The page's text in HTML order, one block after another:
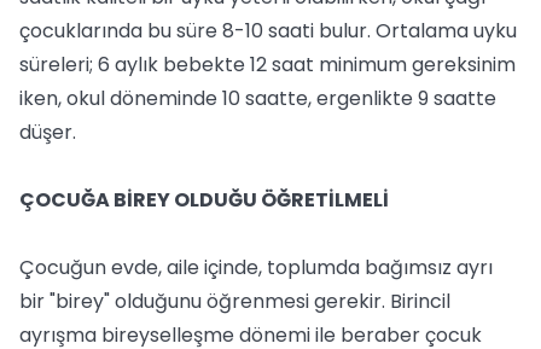
çocuklarında bu süre 8-10 saati bulur. Ortalama uyku
süreleri; 6 aylık bebekte 12 saat minimum gereksinim
iken, okul döneminde 10 saatte, ergenlikte 9 saatte
düşer.
ÇOCUĞA BİREY OLDUĞU ÖĞRETİLMELİ
Çocuğun evde, aile içinde, toplumda bağımsız ayrı
bir "birey" olduğunu öğrenmesi gerekir. Birincil
ayrışma bireyselleşme dönemi ile beraber çocuk